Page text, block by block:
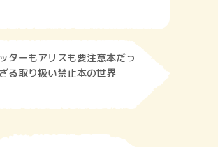
ターもアリスも要注意本だっ
る取り扱い禁止本の世界